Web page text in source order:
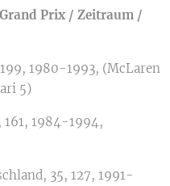
Prix / Zeitraum /
1980-1993, (McLaren
5)
161, 1984-1994,
35, 127, 1991-